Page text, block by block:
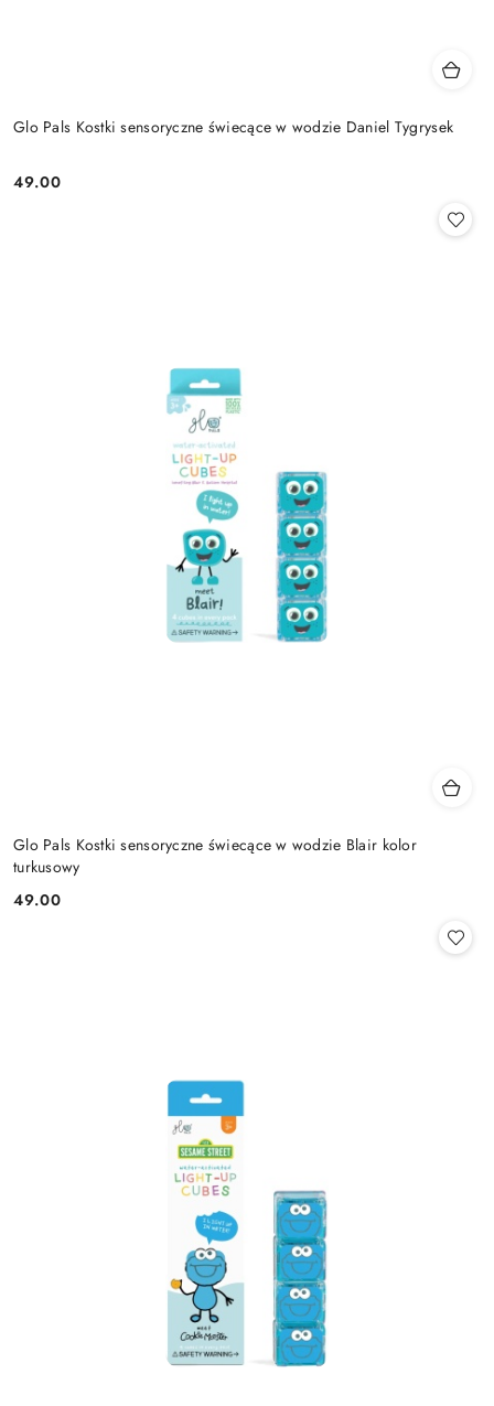
Glo Pals Kostki sensoryczne świecące w wodzie Daniel Tygrysek
Cena:
49.00
Glo Pals Kostki sensoryczne świecące w wodzie Blair kolor
turkusowy
Cena:
49.00